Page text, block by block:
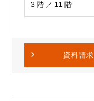
3 階 ／ 11 階
資料請求